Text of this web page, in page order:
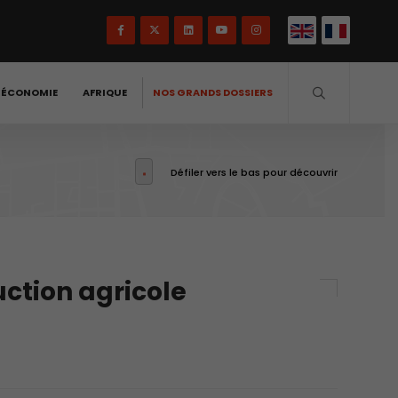
AFRIQUE NOS GRANDS DOSSIERS
Défiler vers le bas pour découvrir
agricole